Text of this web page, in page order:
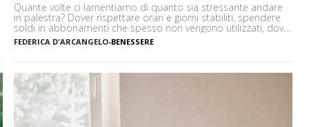
Quante volte ci lamentiamo di quanto sia stressante andare
in palestra? Dover rispettare orari e giorni stabiliti, spendere
soldi in abbonamenti che spesso non vengono utilizzati, dover
prendere un mezzo per arrivare in palestra: in moltissimi
preferiscono allenarsi a casa per queste e tante altre ragioni.
FEDERICA D'ARCANGELO-BENESSERE